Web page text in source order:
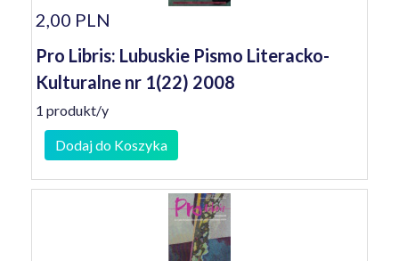
2,00 PLN
Pro Libris: Lubuskie Pismo Literacko-
Kulturalne nr 1(22) 2008
1 produkt/y
Dodaj do Koszyka